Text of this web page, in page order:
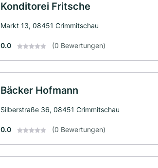
Konditorei Fritsche
Markt 13, 08451 Crimmitschau
0.0 (0 Bewertungen)
Bäcker Hofmann
Silberstraße 36, 08451 Crimmitschau
0.0 (0 Bewertungen)